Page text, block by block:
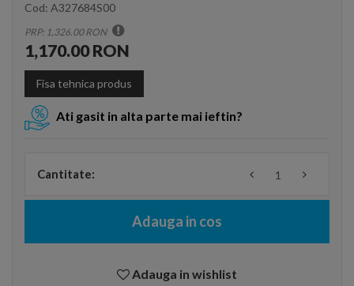
Cod: A327684S00
PRP: 1,326.00 RON
1,170.00 RON
Fisa tehnica produs
Ati gasit in alta parte mai ieftin?
Cantitate:
Adauga in cos
Adauga in wishlist